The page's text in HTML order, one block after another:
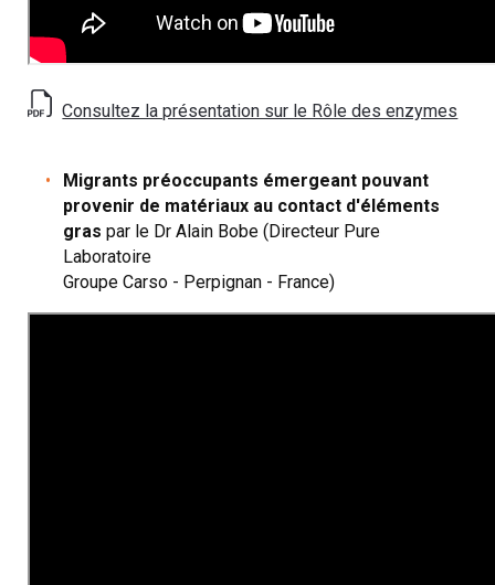
Consultez la présentation sur le Rôle des enzymes
Migrants préoccupants émergeant pouvant
provenir de matériaux au contact d'éléments
gras par le Dr Alain Bobe (Directeur Pure
Laboratoire
Groupe Carso - Perpignan - France)